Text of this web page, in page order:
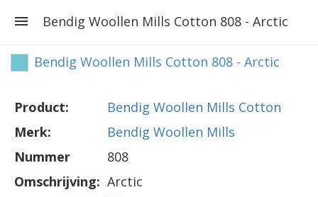
Bendig Woollen Mills Cotton 808 - Arctic
Bendig Woollen Mills Cotton 808 - Arctic
Product:
Bendig Woollen Mills Cotton
Merk:
Bendig Woollen Mills
Nummer
808
Omschrijving: Arctic